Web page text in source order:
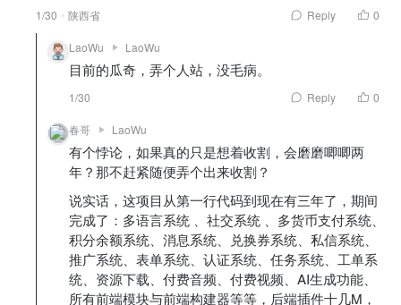
1/30 陕西省 Reply 0
LaoWu LaoWu
目前的瓜奇，弄个人站，没毛病。
1/30 Reply 0
春哥 LaoWu
有个悖论，如果真的只是想着收割，会磨磨唧唧两
年？那不赶紧随便弄个出来收割？
说实话，这项目从第一行代码到现在有三年了，期间
完成了：多语言系统 、社交系统 、多货币支付系统、
积分余额系统、消息系统、兑换券系统、私信系统、
推广系统、表单系统、认证系统、任务系统、工单系
统、资源下载、付费音频、付费视频、AI生成功能、
所有前端模块与前端构建器等等，后端插件十几M，